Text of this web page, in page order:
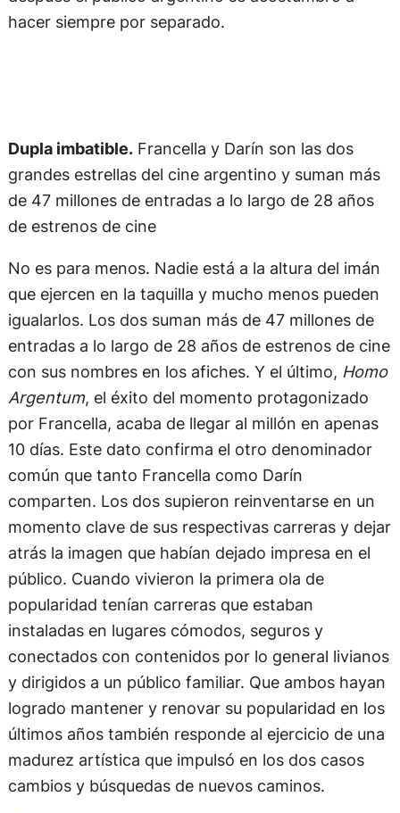
hacer siempre por separado.
Dupla imbatible.
Francella y Darín son las dos
grandes estrellas del cine argentino y suman más
de 47 millones de entradas a lo largo de 28 años
de estrenos de cine
No es para menos. Nadie está a la altura del imán
que ejercen en la taquilla y mucho menos pueden
igualarlos. Los dos suman más de 47 millones de
entradas a lo largo de 28 años de estrenos de cine
con sus nombres en los afiches. Y el último,
Homo
Argentum
, el éxito del momento protagonizado
por Francella, acaba de llegar al millón en apenas
10 días. Este dato confirma el otro denominador
común que tanto Francella como Darín
comparten. Los dos supieron reinventarse en un
momento clave de sus respectivas carreras y dejar
atrás la imagen que habían dejado impresa en el
público. Cuando vivieron la primera ola de
popularidad tenían carreras que estaban
instaladas en lugares cómodos, seguros y
conectados con contenidos por lo general livianos
y dirigidos a un público familiar. Que ambos hayan
logrado mantener y renovar su popularidad en los
últimos años también responde al ejercicio de una
madurez artística que impulsó en los dos casos
cambios y búsquedas de nuevos caminos.